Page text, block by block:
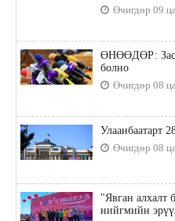
Өчигдөр 09
ӨНӨӨДӨР:
болно
Өчигдөр 08
Улаанбаатарт
Өчигдөр 08
"Явган алхалт
нийгмийн